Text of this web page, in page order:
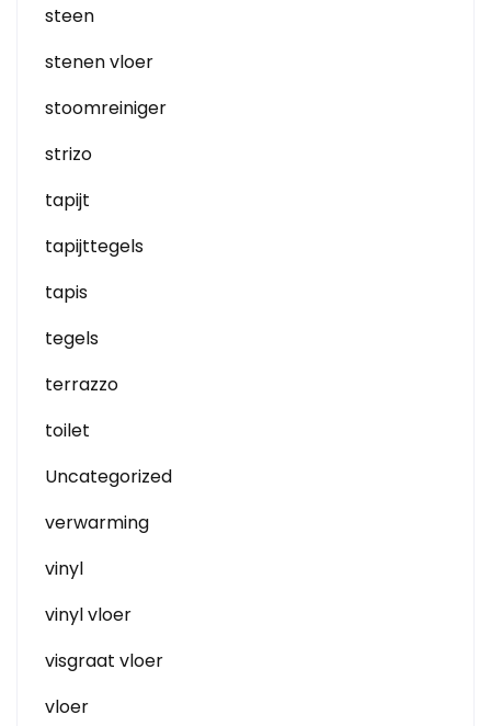
steen
stenen vloer
stoomreiniger
strizo
tapijt
tapijttegels
tapis
tegels
terrazzo
toilet
Uncategorized
verwarming
vinyl
vinyl vloer
visgraat vloer
vloer